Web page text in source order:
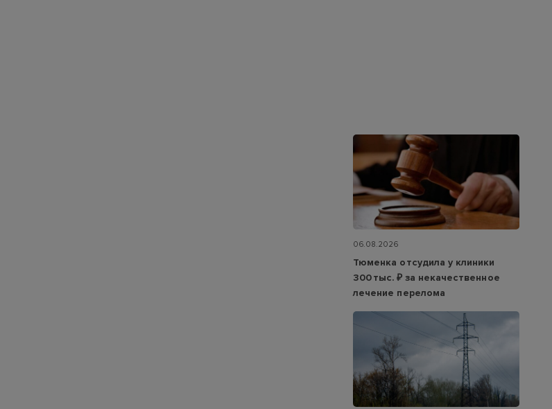
06.08.2026
Тюменка отсудила у клиники
300 тыс. ₽ за некачественное
лечение перелома